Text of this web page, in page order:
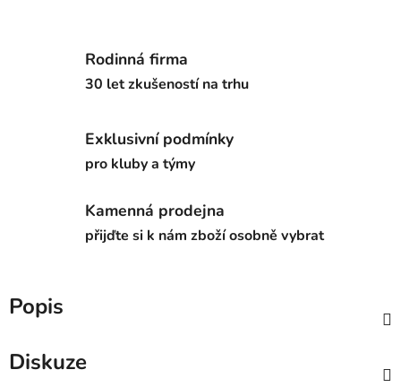
Rodinná firma
30 let zkušeností na trhu
Exklusivní podmínky
pro kluby a týmy
Kamenná prodejna
přijďte si k nám zboží osobně vybrat
Popis
Diskuze